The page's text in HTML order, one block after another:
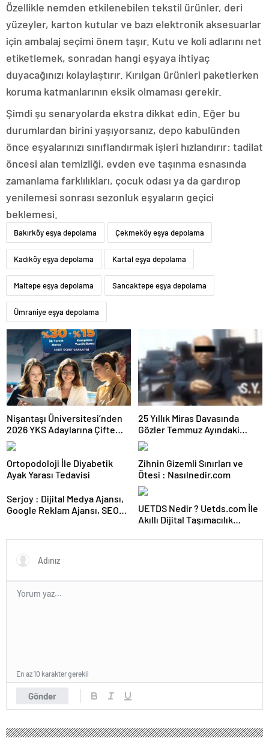
Özellikle nemden etkilenebilen tekstil ürünler, deri
yüzeyler, karton kutular ve bazı elektronik aksesuarlar
için ambalaj seçimi önem taşır. Kutu ve koli adlarını net
etiketlemek, sonradan hangi eşyaya ihtiyaç
duyacağınızı kolaylaştırır. Kırılgan ürünleri paketlerken
koruma katmanlarının eksik olmaması gerekir.
Şimdi şu senaryolarda ekstra dikkat edin. Eğer bu
durumlardan birini yaşıyorsanız, depo kabulünden
önce eşyalarınızı sınıflandırmak işleri hızlandırır: tadilat
öncesi alan temizliği, evden eve taşınma esnasında
zamanlama farklılıkları, çocuk odası ya da gardırop
yenilemesi sonrası sezonluk eşyaların geçici
beklemesi.
Bakırköy eşya depolama Çekmeköy eşya depolama
Kadıköy eşya depolama Kartal eşya depolama
Maltepe eşya depolama Sancaktepe eşya depolama
Ümraniye eşya depolama
Nişantaşı Üniversitesi’nden
2026 YKS Adaylarına Çifte
Güvence: Sabit Ücret ve
Kesintisiz Burs
25 Yıllık Miras Davasında
Gözler Temmuz Ayındaki
Karar Duruşmasına Çevrildi
Ortopodoloji İle Diyabetik
Ayak Yarası Tedavisi
Zihnin Gizemli Sınırları ve
Ötesi : Nasılnedir.com
Serjoy : Dijital Medya Ajansı,
Google Reklam Ajansı, SEO
UETDS Nedir ? Uetds.com İle
Akıllı Dijital Taşımacılık
Gönder
En az 10 karakter gerekli